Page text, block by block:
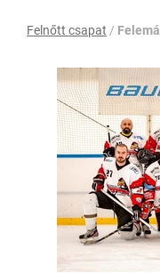
Felnőtt csapat /